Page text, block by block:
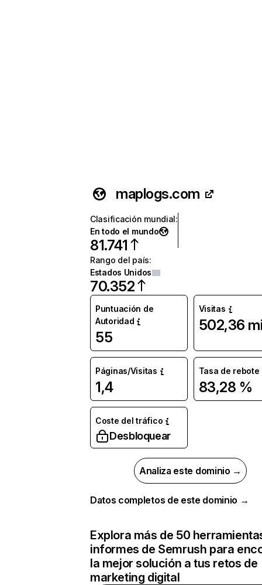
maplogs.com
Clasificación mundial:
En todo el mundo
81.741
Rango del país:
Estados Unidos
70.352
Puntuación de
Autoridad
55
Visitas
502,36
Páginas/Visitas
1,4
Tasa de rebote
83,28 %
Coste del tráfico
Desbloquear
Analiza este dominio →
Datos completos de este dominio →
Explora más de 50
informes de Semrush para
la mejor solución a tus retos de
marketing digital